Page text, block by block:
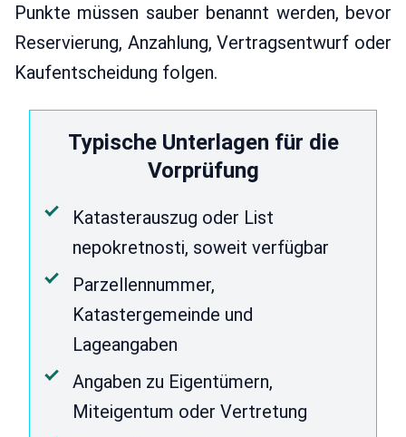
Punkte müssen sauber benannt werden, bevor
Reservierung, Anzahlung, Vertragsentwurf oder
Kaufentscheidung folgen.
Typische Unterlagen für die
Vorprüfung
Katasterauszug oder List
nepokretnosti, soweit verfügbar
Parzellennummer,
Katastergemeinde und
Lageangaben
Angaben zu Eigentümern,
Miteigentum oder Vertretung